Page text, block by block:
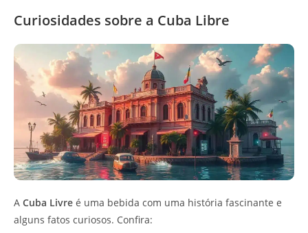
Curiosidades sobre a Cuba Libre
A Cuba Livre é uma bebida com uma história fascinante e
alguns fatos curiosos. Confira: